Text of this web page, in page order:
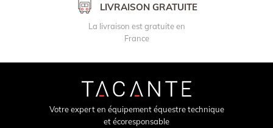
LIVRAISON GRATUITE
La livraison est gratuite en
France
Votre expert en équipement équestre technique
et écoresponsable